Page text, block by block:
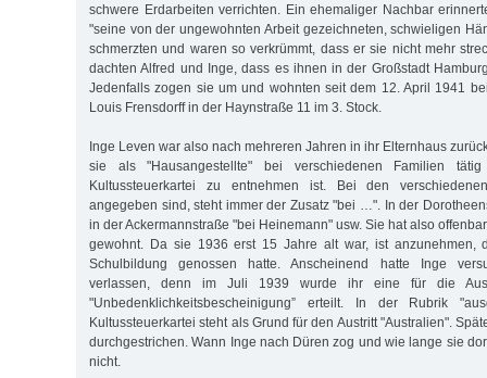
schwere Erdarbeiten verrichten. Ein ehemaliger Nachbar
"seine von der ungewohnten Arbeit gezeichneten, schwieligen
schmerzten und waren so verkrümmt, dass er sie nicht mehr
dachten Alfred und Inge, dass es ihnen in der Großstadt
Jedenfalls zogen sie um und wohnten seit dem 12. April 1941
Louis Frensdorff in der Haynstraße 11 im 3. Stock.
Inge Leven war also nach mehreren Jahren in ihr Elternhaus
sie als "Hausangestellte" bei verschiedenen Familien
Kultussteuerkartei zu entnehmen ist. Bei den
angegeben sind, steht immer der Zusatz "bei …". In der
in der Ackermannstraße "bei Heinemann" usw. Sie hat also
gewohnt. Da sie 1936 erst 15 Jahre alt war, ist anzunehmen,
Schulbildung genossen hatte. Anscheinend hatte Inge
verlassen, denn im Juli 1939 wurde ihr eine für die
"Unbedenklichkeitsbescheinigung” erteilt. In der Rubrik
Kultussteuerkartei steht als Grund für den Austritt "Australien".
durchgestrichen. Wann Inge nach Düren zog und wie lange sie
nicht.